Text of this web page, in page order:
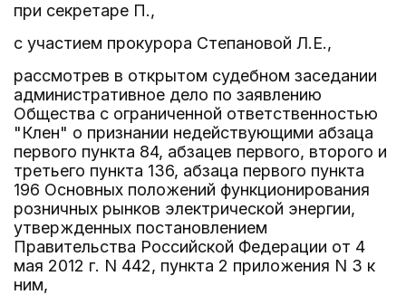
при секретаре П.,
с участием прокурора Степановой Л.Е.,
рассмотрев в открытом судебном заседании
административное дело по заявлению
Общества с ограниченной ответственностью
"Клен" о признании недействующими абзаца
первого пункта 84, абзацев первого, второго и
третьего пункта 136, абзаца первого пункта
196 Основных положений функционирования
розничных рынков электрической энергии,
утвержденных постановлением
Правительства Российской Федерации от 4
мая 2012 г. N 442, пункта 2 приложения N 3 к
ним,